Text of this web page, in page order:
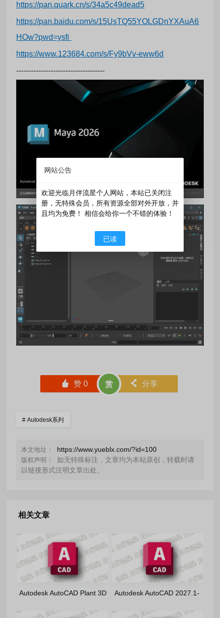
https://pan.quark.cn/s/34a5c49dead5
https://pan.baidu.com/s/15UsTQ55YOLGDnYXAuA6
HOw?pwd=ysfi
https://www.123684.com/s/Fy9bVv-eww6d
------------------------------------
󰄼 赞0 赏 󰄯 分享
# Autodesk系列
本文地址： https://www.yueblx.com/?id=100
版权声明：
如无特殊标注，文章均为本站原创，转载时请
以链接形式注明文章出处。
相关文章
Autodesk AutoCAD Plant 3D
Autodesk AutoCAD 2027.1-
网站公告
欢迎光临月伴流星个人网站，本站已关闭注
册，无特殊会员，所有资源全部对外开放，并
且均为免费！ 相信会给你一个不错的体验！
已读